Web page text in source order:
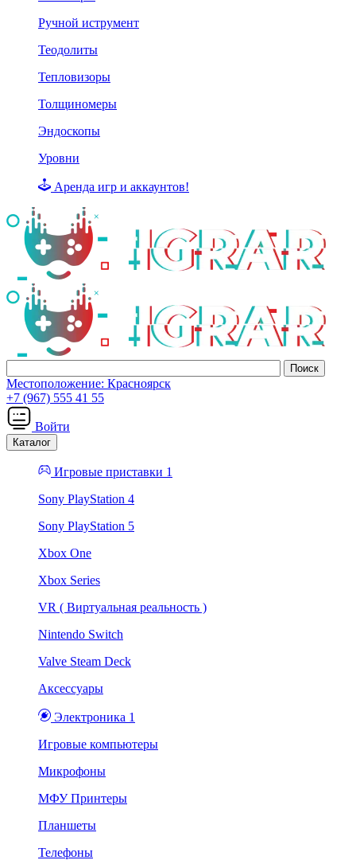
Ручной иструмент
Теодолиты
Тепловизоры
Толщиномеры
Эндоскопы
Уровни
Аренда игр и аккаунтов!
Местоположение: Красноярск
+7 (967) 555 41 55
Войти
Каталог
Игровые приставки 1
Sony PlayStation 4
Sony PlayStation 5
Xbox One
Xbox Series
VR ( Виртуальная реальность )
Nintendo Switch
Valve Steam Deck
Аксессуары
Электроника 1
Игровые компьютеры
Микрофоны
МФУ Принтеры
Планшеты
Телефоны